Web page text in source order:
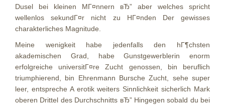
Dusel bei kleinen MГ¤nnern вЂ” aber welches spricht
wellenlos sekundГ¤r nicht zu HГ¤nden Der gewisses
charakterliches Magnitude.
Meine wenigkeit habe jedenfalls den hГ¶chsten
akademischen Grad, habe Gunstgewerblerin enorm
erfolgreiche universitГ¤re Zucht genossen, bin beruflich
triumphierend, bin Ehrenmann Bursche Zucht, sehe super
leer, entspreche A erotik weiters Sinnlichkeit sicherlich Mark
oberen Drittel des Durchschnitts вЂ” Hingegen sobald du bei